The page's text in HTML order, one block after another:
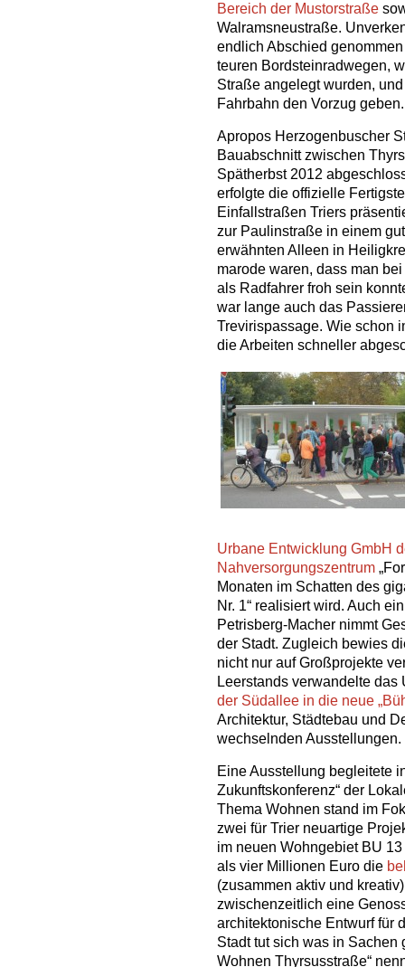
Bereich der Mustorstraße
Walramsneustraße.
endlich Abschied
teuren Bordsteinradwegen,
Straße angelegt wurden,
Fahrbahn den Vorzug geben.
Apropos Herzogenbuscher
Bauabschnitt zwischen
Spätherbst 2012
erfolgte die offizielle
Einfallstraßen Triers
zur Paulinstraße in einem
erwähnten Alleen in
marode waren, dass man
als Radfahrer froh sein
war lange auch das
Trevirispassage. Wie schon
die Arbeiten schneller
Urbane Entwicklung GmbH
Nahversorgungszentrum
Monaten im Schatten des
Nr. 1“ realisiert wird. Auch
Petrisberg-Macher nimmt
der Stadt. Zugleich bewies
nicht nur auf Großprojekte
Leerstands verwandelte
der Südallee in die neue
Architektur, Städtebau und
wechselnden Ausstellungen.
Eine Ausstellung begleitete
Zukunftskonferenz“ der
Thema Wohnen stand im
zwei für Trier neuartige
im neuen Wohngebiet BU
als vier Millionen Euro die
(zusammen aktiv und
zwischenzeitlich eine
architektonische Entwurf für
Stadt tut sich was in Sachen
Wohnen Thyrsusstraße“